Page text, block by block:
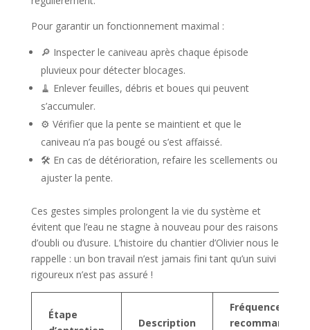
Pour garantir un fonctionnement maximal :
🔎 Inspecter le caniveau après chaque épisode
pluvieux pour détecter blocages.
🧹 Enlever feuilles, débris et boues qui peuvent
s’accumuler.
⚙️ Vérifier que la pente se maintient et que le
caniveau n’a pas bougé ou s’est affaissé.
🛠️ En cas de détérioration, refaire les scellements ou
ajuster la pente.
Ces gestes simples prolongent la vie du système et
évitent que l’eau ne stagne à nouveau pour des raisons
d’oubli ou d’usure. L’histoire du chantier d’Olivier nous le
rappelle : un bon travail n’est jamais fini tant qu’un suivi
rigoureux n’est pas assuré !
Étape
Description
Fréquence
recommandée